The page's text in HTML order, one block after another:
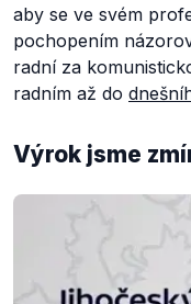
aby se ve svém
pochopením
radní za
radním až do
Výrok jsme